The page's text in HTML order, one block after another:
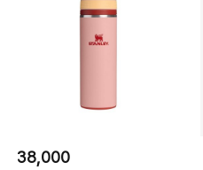
38,000